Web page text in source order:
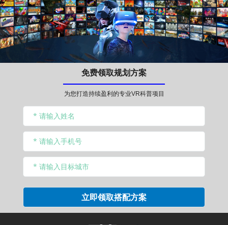
免费领取规划方案
为您打造持续盈利的专业VR科普项目